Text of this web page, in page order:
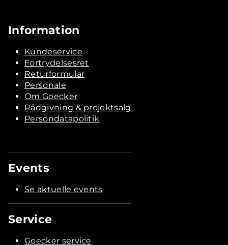
Information
Kundeservice
Fortrydelsesret
Returformular
Personale
Om Goecker
Rådgivning & projektsalg
Persondatapolitik
Events
Se aktuelle events
Service
Goecker service